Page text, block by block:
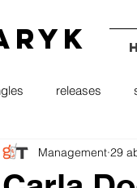
releases
press youtube
Management 29